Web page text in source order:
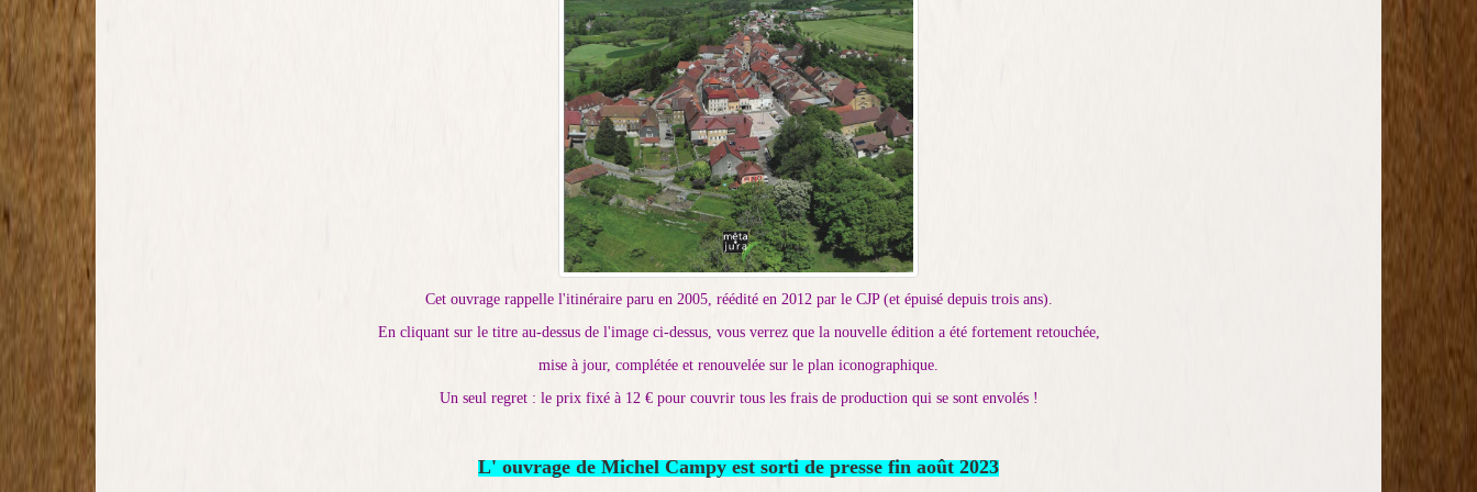
Cet ouvrage rappelle l'itinéraire paru en 2005, réédité en 2012 par le CJP (et épuisé depuis trois ans).
En cliquant sur le titre au-dessus de l'image ci-dessus, vous verrez que la nouvelle édition a été fortement retouchée,
mise à jour, complétée et renouvelée sur le plan iconographique.
Un seul regret : le prix fixé à 12 € pour couvrir tous les frais de production qui se sont envolés !
L' ouvrage de Michel Campy est sorti de presse fin août 2023